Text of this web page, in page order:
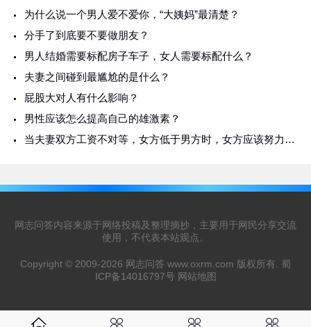
为什么说一个男人爱不爱你，“大姨妈”最清楚？
分手了到底要不要做朋友？
男人结婚需要标配房子车子，女人需要标配什么？
夫妻之间碰到最尴尬的是什么？
屁股大对人有什么影响？
男性应该怎么提高自己的雄激素？
当夫妻双方工资不对等，女方低于男方时，女方应该努力赚更多吗？
网志问答内容来源于网络投稿及整理摘抄，主要用于网民分享交流
使用，不代表本站观点。
Copyright © 2009-2026 网志问答 www.oxrm.com 版权所有. 蜀
ICP备14016797号 网站地图